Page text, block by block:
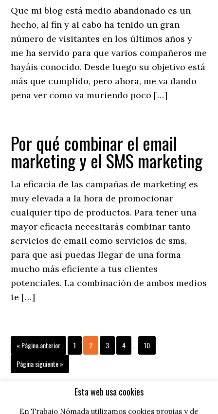
Que mi blog está medio abandonado es un
hecho, al fin y al cabo ha tenido un gran
número de visitantes en los últimos años y
me ha servido para que varios compañeros me
hayáis conocido. Desde luego su objetivo está
más que cumplido, pero ahora, me va dando
pena ver como va muriendo poco […]
Por qué combinar el email
marketing y el SMS marketing
La eficacia de las campañas de marketing es
muy elevada a la hora de promocionar
cualquier tipo de productos. Para tener una
mayor eficacia necesitarás combinar tanto
servicios de email como servicios de sms,
para que así puedas llegar de una forma
mucho más eficiente a tus clientes
potenciales. La combinación de ambos medios
te […]
« Página anterior 1 2 3 4
10
Página siguiente »
Esta web usa cookies
En Trabajo Nómada utilizamos cookies propias y de